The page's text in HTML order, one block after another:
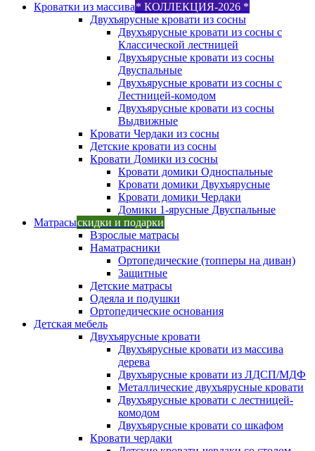
Кроватки из массива* КОЛЛЕКЦИЯ-2026 *
Двухъярусные кровати из сосны
Двухъярусные кровати из сосны с
Классической лестницей
Двухъярусные кровати из сосны
Двуспальные
Двухъярусные кровати из сосны с
Лестницей-комодом
Двухъярусные кровати из сосны
Выдвижные
Кровати Чердаки из сосны
Детские кровати из сосны
Кровати Домики из сосны
Кровати домики Односпальные
Кровати домики Двухъярусные
Кровати домики Чердаки
Домики 1-ярусные Двуспальные
Матрасыскидки и подарки
Взрослые матрасы
Наматрасники
Ортопедические (топперы на диван)
Защитные
Детские матрасы
Одеяла и подушки
Ортопедические основания
Детская мебель
Двухъярусные кровати
Двухъярусные кровати из массива
дерева
Двухъярусные кровати из ЛДСП/МДФ
Металлические двухъярусные кровати
Двухъярусные кровати с лестницей-
комодом
Двухъярусные кровати со шкафом
Кровати чердаки